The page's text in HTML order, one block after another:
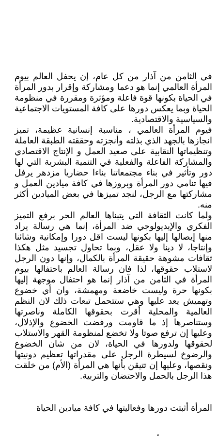
في الثامن من آذار من كل عام، إن يحفل العالم بيوم
المرأة العالمي إنما هو دعما ومشاركة وإقرار بدور المرأة
في الحياة بكونها قوة فاعلة ومؤثرة ومقررة في منظومة
الحياة وبما يعكس دورها على كافة المستويات الاجتماعية
والسياسية والاقتصادية.
فيوم المرأة العالمي ، مناسبة إنسانية عظيمة، تميز
انجازها بالجهد الذي بذلته وأنجزته وحققته الطبقة العاملة
وتنظيماتها النقابية على صعيد العمل و الإنتاج الاقتصادي
والمشاركة الفاعلة والفعلية في التنمية البشرية التي لها
دور وتأثير في بناء مجتمعاتنا بناءا حضاريا مزدهر يرفل
فيها تنامي دور المرأة وبروزها في كافة ميادين العمل و
مشاركتها مع الرجل، لنجد تميزها في بعض الميادين أكثر
منه.
ولما كانت الثقافة التي يتبناها العالم الحر برفع التميز
الفكري والإيديولوجي ضد المرأة، إنما هي رسالة يراد
منها إيصالها إليها بكونها ليست اقل دورا وإمكانية وشائنا
وإنتاجا، لا دينا ولا عقل، وبما تحاول تجسيد مثل هكذا
ثقافات مشوهة حقيقة المرأة بالكمال، وإنها دون الرجل
لاستلاب حقوقها، لذا فان رسالة العالم باحتفالها بيوم
المرأة في الثامن من آذار إنما هو احتفال موجهة إليها
بكونها حرة وليست خاضعة ومهمشة، وان أي خضوع
وتهميش يعد عليها وهي ستتحمل تبعات ذلك لان النظم
العالمية والمحلية أقرت بحقوقها الكاملة وناصرتها
وستناصرها إذ ما قاومت ورفضت الخضوع والإذلال،
وعليها إن ترفع صوتا ولا تخضع لمنظومة القهر والاستلاب
لحقوقها ولدورها في الحياة، لان من شان الخضوع
والرضوخ لسيطرة الرجل على مقدراتها تعظيم دونيتها
ونقصها، وعليها إن تتيقن بأنها هي المرأة (الأم) من خلقت
هذا الرجل بالحمل والاحتضان والتربية.
المرأة أثبتت دورها وفعاليتها في كافة ميادين الحياة